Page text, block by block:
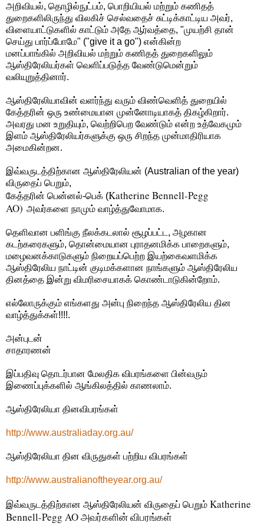
அறிவியல், தொழில்நுட்பம், பொறியியல் மற்றும் கணிதத்
துறைகளிலிருந்து விலகிச் செல்வதைச் சுட்டிக்காட்டிய அவர்,
விளையாட்டுகளில் காட்டும் அதே ஆர்வத்தை, "முயற்சி தான்
செய்து பார்ப்போமே" ("give it a go") என்கின்ற
மனப்பாங்கில் அறிவியல் மற்றும் கணிதத் துறைகளிலும்
ஆஸ்திரேலியர்கள் வெளிப்படுத்த வேண்டுமென்றும்
வலியுறுத்தினார்.
ஆஸ்திரேலியாவின் வளர்ந்து வரும் விண்வெளித் துறையில்
கேத்தரின் ஒரு உண்மையான முன்னோடியாகத் திகழ்கிறார்.
அவரது மன உறுதியும், வெற்றிபெற வேண்டும் என்ற உத்வேகமும்
இளம் ஆஸ்திரேலியர்களுக்கு ஒரு சிறந்த முன்மாதிரியாக
அமைகின்றன.
இவ்வருடத்திற்கான ஆஸ்திரேலியன் (Australian of the year)
விருதைப் பெறும்,
கேத்தரின் பென்னல்-பெக் (Katherine Bennell-Pegg
AO) அவர்களை நாமும் வாழ்த்துவோமாக.
தெளிவான பளிங்கு நீலக்கடலால் சூழப்பட்ட, அழகான
கடற்கரைகளும், தொன்மையான புராதனமிக்க பாறைகளும்,
மழைவனக்காடுகளும் நிறையப்பெற்ற இயற்கைவளமிக்க
ஆஸ்திரேலிய நாட்டின் குடிமக்களான நாங்களும் ஆஸ்திரேலிய
தினத்தை இன்று விமரிசையாகக் கொண்டாடுகின்றோம்.
எல்லோருக்கும் எங்களது அன்பு நிறைந்த ஆஸ்திரேலிய தின
வாழ்த்துக்கள்!!!!.
அன்புடன்
சாதாரணன்
இப்பதிவு தொடர்பான மேலதிக விபரங்களை பின்வரும்
இணைப்புக்களில் ஆங்கிலத்தில் காணலாம்.
ஆஸ்திரேலியா தினவிபரங்கள்
http://www.australiaday.org.au/
ஆஸ்திரேலியா தின விருதுகள் பற்றிய விபரங்கள்
http://www.australianoftheyear.org.au/
இவ்வருடத்திற்கான ஆஸ்திரேலியன் விருதைப் பெறும் Katherine
Bennell-Pegg AO அவர்களின் விபரங்கள்